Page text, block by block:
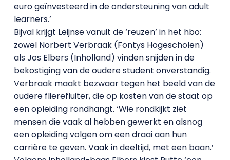
euro geïnvesteerd in de ondersteuning van adult
learners.’
Bijval krijgt Leijnse vanuit de ‘reuzen’ in het hbo:
zowel Norbert Verbraak (Fontys Hogescholen)
als Jos Elbers (Inholland) vinden snijden in de
bekostiging van de oudere student onverstandig.
Verbraak maakt bezwaar tegen het beeld van de
oudere flierefluiter, die op kosten van de staat op
een opleiding rondhangt. ‘Wie rondkijkt ziet
mensen die vaak al hebben gewerkt en alsnog
een opleiding volgen om een draai aan hun
carrière te geven. Vaak in deeltijd, met een baan.’